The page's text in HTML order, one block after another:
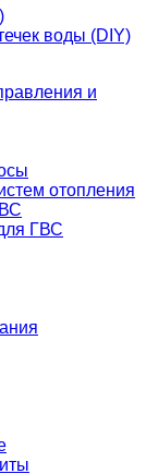
воды (DIY)
и
отопления
ГВС